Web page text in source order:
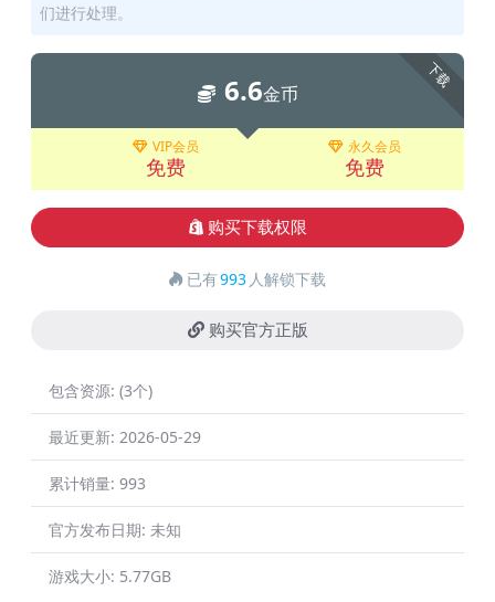
们进行处理。
下载
6.6金币
VIP会员
免费
永久会员
免费
购买下载权限
已有993 人解锁下载
购买官方正版
包含资源: (3个)
最近更新: 2026-05-29
累计销量: 993
官方发布日期: 未知
游戏大小: 5.77GB